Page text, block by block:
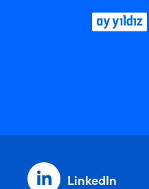
LinkedIn